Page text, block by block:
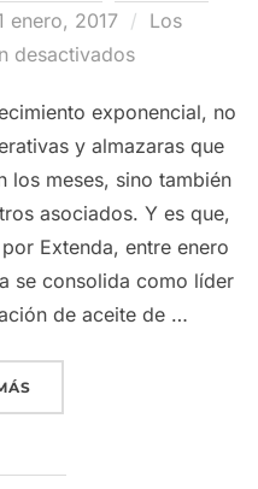
enero, 2017
Los
desactivados
exponencial, no
y almazaras que
los meses, sino también
asociados. Y es que,
Extenda, entre enero
se consolida como líder
de aceite de …
«SUPERAMOS LOS 33